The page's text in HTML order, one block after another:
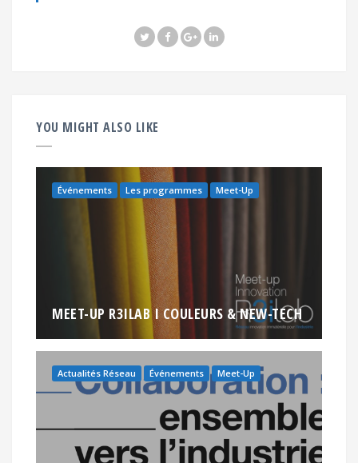
YOU MIGHT ALSO LIKE
Événements Les programmes Meet-Up
MEET-UP R3ILAB I COULEURS & NEW-TECH
Actualités Réseau Événements Meet-Up